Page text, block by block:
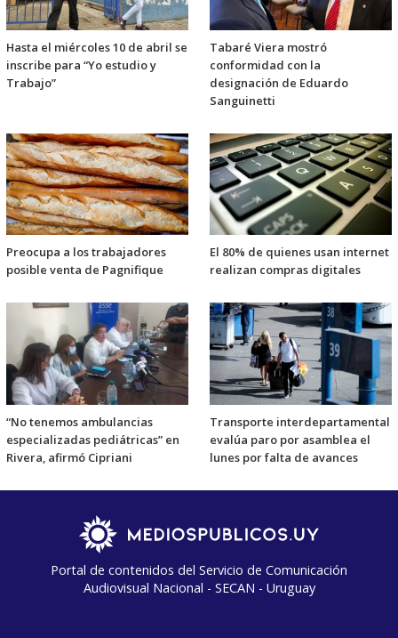
Hasta el miércoles 10 de abril se
inscribe para “Yo estudio y
Trabajo”
Tabaré Viera mostró
conformidad con la
designación de Eduardo
Sanguinetti
Preocupa a los trabajadores
posible venta de Pagnifique
El 80% de quienes usan internet
realizan compras digitales
“No tenemos ambulancias
especializadas pediátricas” en
Rivera, afirmó Cipriani
Transporte interdepartamental
evalúa paro por asamblea el
lunes por falta de avances
Portal de contenidos del Servicio de Comunicación
Audiovisual Nacional - SECAN - Uruguay